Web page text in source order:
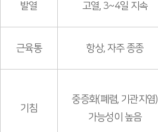
발열 고열, 3~4일 지속
근육통 항상, 자주 종종
기침
중증화(폐렴, 기관지염)
가능성이 높음